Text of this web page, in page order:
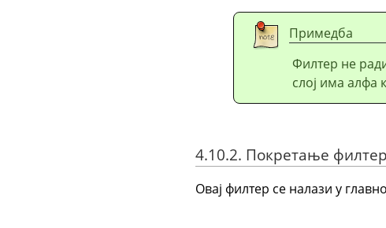
Примедба
Филтер не
слој има алфа
4.10.2. Покретање
Овај филтер се налази у